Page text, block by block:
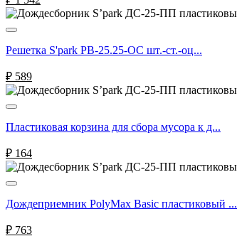
Решетка S'park РВ-25.25-ОС шт.-ст.-оц...
₽ 589
Пластиковая корзина для сбора мусора к д...
₽ 164
Дождеприемник PolyMax Basic пластиковый ...
₽ 763